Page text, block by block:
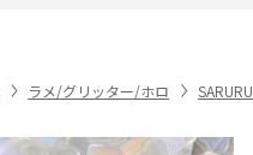
ラメ/グリッター/ホロ SARURU